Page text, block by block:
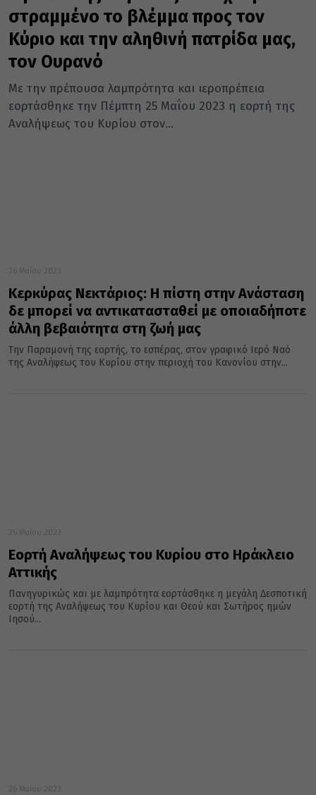
στραμμένο το βλέμμα προς τον
Κύριο και την αληθινή πατρίδα μας,
τον Ουρανό
Με την πρέπουσα λαμπρότητα και ιεροπρέπεια
εορτάσθηκε την Πέμπτη 25 Μαΐου 2023 η εορτή της
Αναλήψεως του Κυρίου στον...
26 Μαΐου 2023
Κερκύρας Νεκτάριος: Η πίστη στην Ανάσταση
δε μπορεί να αντικατασταθεί με οποιαδήποτε
άλλη βεβαιότητα στη ζωή μας
Την Παραμονή της εορτής, το εσπέρας, στον γραφικό Ιερό Ναό
της Αναλήψεως του Κυρίου στην περιοχή του Κανονίου στην...
26 Μαΐου 2023
Εορτή Αναλήψεως του Κυρίου στο Ηράκλειο
Αττικής
Πανηγυρικώς και με λαμπρότητα εορτάσθηκε η μεγάλη Δεσποτική
εορτή της Αναλήψεως του Κυρίου και Θεού και Σωτήρος ημών
Ιησού...
26 Μαΐου 2023